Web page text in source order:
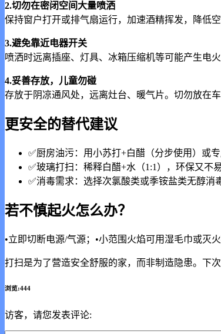
2.切勿在密闭空间大量喷洒
保持窗户打开或排气扇运行，加速酒精挥发，降低空
3.避免靠近电器开关
喷洒时远离插座、灯具、冰箱压缩机等可能产生电火
4.妥善存放，儿童勿碰
存放于阴凉通风处，远离灶台、暖气片。切勿放在
更安全的替代建议
✅厨房油污：用小苏打+白醋（分步使用）或专
✅玻璃打扫：稀释白醋+水（1:1），环保又不易
✅消毒需求：选择次氯酸类或季铵盐类无醇消
若不慎起火怎么办？
•立即切断电源/气源；•小范围火焰可用湿毛巾或灭
打扫是为了营造安全舒服的家，而非制造隐患。下
浏览:444
访客，请您发表评论: